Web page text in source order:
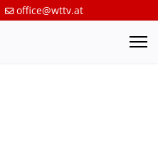
office@wttv.at